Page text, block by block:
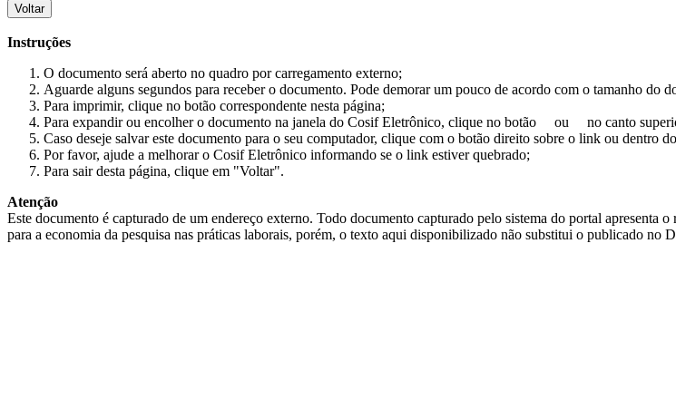
Voltar
Instruções
O documento será aberto no quadro por carregamento externo;
Aguarde alguns segundos para receber o documento. Pode demorar um pouco de acordo com o tamanho do
Para imprimir, clique no botão correspondente nesta página;
Para expandir ou encolher o documento na janela do Cosif Eletrônico, clique no botão
ou
no canto
Caso deseje salvar este documento para o seu computador, clique com o botão direito sobre o link ou
Por favor, ajude a melhorar o Cosif Eletrônico informando se o link estiver quebrado;
Para sair desta página, clique em "Voltar".
Atenção
Este documento é capturado de um endereço externo. Todo documento capturado pelo sistema do portal
para a economia da pesquisa nas práticas laborais, porém, o texto aqui disponibilizado não substitui o publicado no